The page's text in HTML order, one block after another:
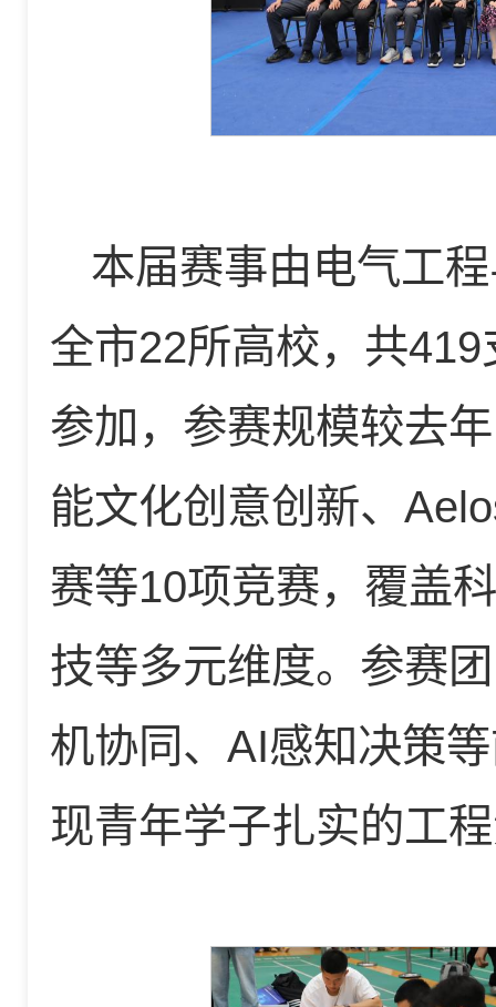
本届赛事由电气工
全市22所高校，共
参加，参赛规模较去
能文化创意创新、
赛等10项竞赛，覆盖
技等多元维度。参赛
机协同、AI感知决策
现青年学子扎实的工